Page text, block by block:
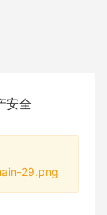
安全
29.png